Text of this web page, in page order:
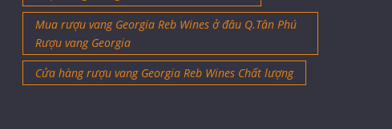
Mua rượu vang Georgia Reb Wines ở đâu Q.Tân Phú
Rượu vang Georgia
Cửa hàng rượu vang Georgia Reb Wines Chất lượng